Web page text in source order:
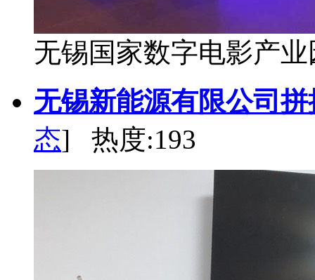
无锡国家数字电影产
无锡新能源有限公司
态] 热度:193